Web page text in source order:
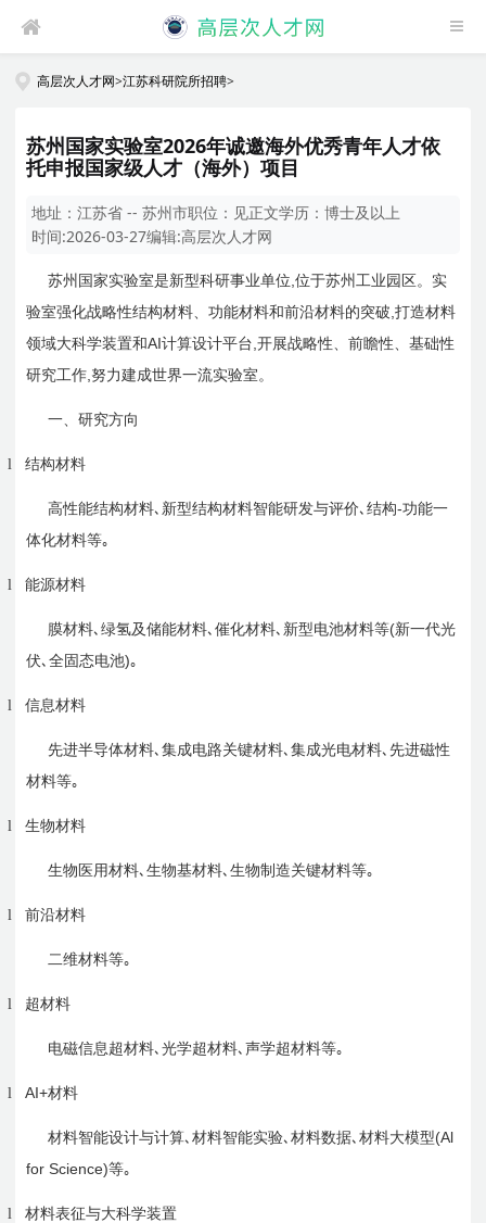
高层次人才网>江苏科研院所招聘>
苏州国家实验室2026年诚邀海外优秀青年人才依
托申报国家级人才（海外）项目
地址：江苏省 -- 苏州市职位： 见正文学历：博士及以上
时间:2026-03-27编辑:高层次人才网
苏州国家实验室是新型科研事业单位 ,位于苏州工业园区。实
验室强化战略性结构材料、功能材料和前沿材料的突破 ,打造材料
领域大科学装置和AI计算设计平台 ,开展战略性、前瞻性、基础性
研究工作 努力建成世界一流实验室。
一、研究方向
l 结构材料
高性能结构材料､新型结构材料智能研发与评价､结构-功能一
体化材料等｡
l 能源材料
膜材料､绿氢及储能材料､催化材料､新型电池材料等(新一代光
伏､全固态电池)｡
l 信息材料
先进半导体材料､集成电路关键材料､集成光电材料､先进磁性
材料等｡
l 生物材料
生物医用材料､生物基材料､生物制造关键材料等｡
l 前沿材料
二维材料等｡
l 超材料
电磁信息超材料､光学超材料､声学超材料等｡
l AI+材料
材料智能设计与计算､材料智能实验､材料数据､材料大模型(Al
for Science)等｡
l 材料表征与大科学装置